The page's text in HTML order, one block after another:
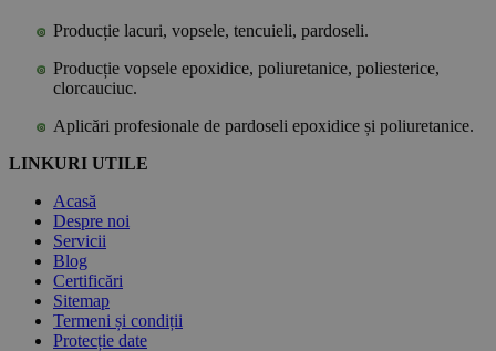
Producție lacuri, vopsele, tencuieli, pardoseli.
Producție vopsele epoxidice, poliuretanice, poliesterice,
clorcauciuc.
Aplicări profesionale de pardoseli epoxidice și poliuretanice.
LINKURI UTILE
Acasă
Despre noi
Servicii
Blog
Certificări
Sitemap
Termeni și condiții
Protecție date